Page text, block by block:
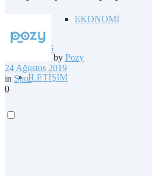
EKONOMİ
BLOG
İLETİŞİM
by Pozy
24 Ağustos 2019
in Spor
0